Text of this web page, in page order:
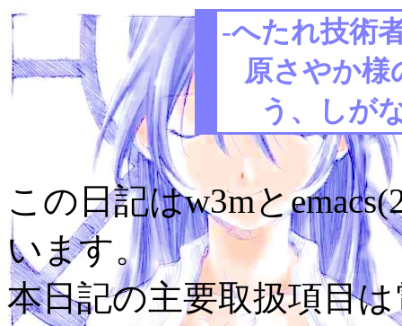
-へたれ技術
原さやか
う、しが
この日記はw3mと
います。
本日記の主要取扱項目